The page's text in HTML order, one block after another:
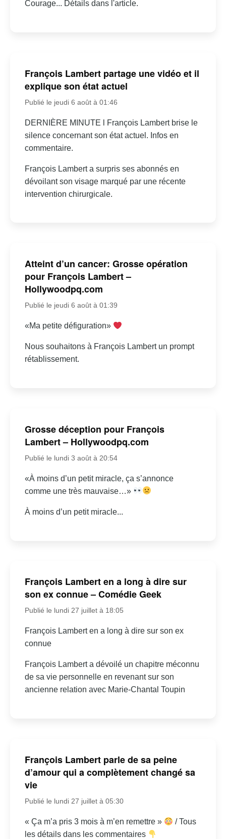
Courage... Détails dans l'article.
François Lambert partage une vidéo et il
explique son état actuel
Publié le jeudi 6 août à 01:46
DERNIÈRE MINUTE l François Lambert brise le
silence concernant son état actuel. Infos en
commentaire.
François Lambert a surpris ses abonnés en
dévoilant son visage marqué par une récente
intervention chirurgicale.
Atteint d’un cancer: Grosse opération
pour François Lambert –
Hollywoodpq.com
Publié le jeudi 6 août à 01:39
«Ma petite défiguration»
Nous souhaitons à François Lambert un prompt
rétablissement.
Grosse déception pour François
Lambert – Hollywoodpq.com
Publié le lundi 3 août à 20:54
«À moins d’un petit miracle, ça s’annonce
comme une très mauvaise…»
À moins d’un petit miracle...
François Lambert en a long à dire sur
son ex connue – Comédie Geek
Publié le lundi 27 juillet à 18:05
François Lambert en a long à dire sur son ex
connue
François Lambert a dévoilé un chapitre méconnu
de sa vie personnelle en revenant sur son
ancienne relation avec Marie-Chantal Toupin
François Lambert parle de sa peine
d’amour qui a complètement changé sa
vie
Publié le lundi 27 juillet à 05:30
« Ça m’a pris 3 mois à m’en remettre »
/ Tous
les détails dans les commentaires